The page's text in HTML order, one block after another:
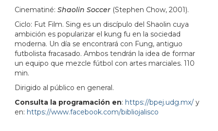
Cinematiné: Shaolin Soccer (Stephen Chow, 2001).
Ciclo: Fut Film. Sing es un discípulo del Shaolin cuya
ambición es popularizar el kung fu en la sociedad
moderna. Un día se encontrará con Fung, antiguo
futbolista fracasado. Ambos tendrán la idea de formar
un equipo que mezcle fútbol con artes marciales. 110
min.
Dirigido al público en general.
Consulta la programación en: https://bpej.udg.mx/ y
en: https://www.facebook.com/bibliojalisco